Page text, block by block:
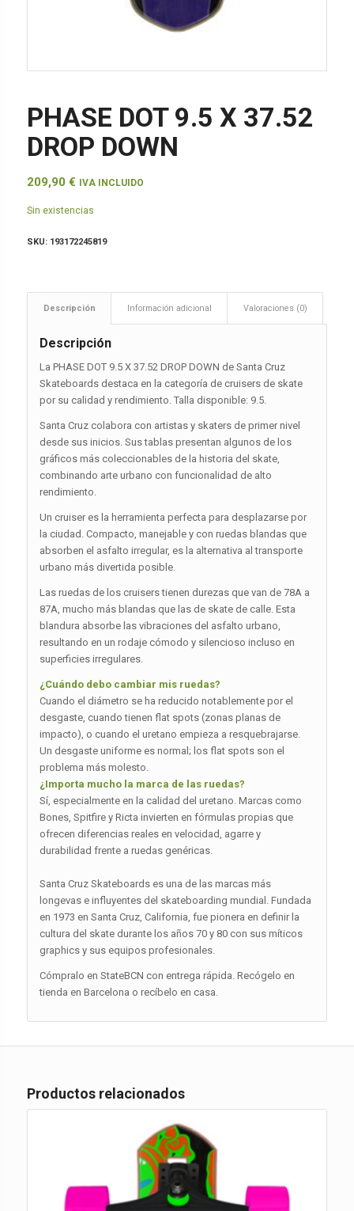
PHASE DOT 9.5 X 37.52
DROP DOWN
209,90 € IVA INCLUIDO
Sin existencias
SKU: 193172245819
Descripción Información adicional Valoraciones (0)
Descripción
La PHASE DOT 9.5 X 37.52 DROP DOWN de Santa Cruz
Skateboards destaca en la categoría de cruisers de skate
por su calidad y rendimiento. Talla disponible: 9.5.
Santa Cruz colabora con artistas y skaters de primer nivel
desde sus inicios. Sus tablas presentan algunos de los
gráficos más coleccionables de la historia del skate,
combinando arte urbano con funcionalidad de alto
rendimiento.
Un cruiser es la herramienta perfecta para desplazarse por
la ciudad. Compacto, manejable y con ruedas blandas que
absorben el asfalto irregular, es la alternativa al transporte
urbano más divertida posible.
Las ruedas de los cruisers tienen durezas que van de 78A a
87A, mucho más blandas que las de skate de calle. Esta
blandura absorbe las vibraciones del asfalto urbano,
resultando en un rodaje cómodo y silencioso incluso en
superficies irregulares.
¿Cuándo debo cambiar mis ruedas?
Cuando el diámetro se ha reducido notablemente por el
desgaste, cuando tienen flat spots (zonas planas de
impacto), o cuando el uretano empieza a resquebrajarse.
Un desgaste uniforme es normal; los flat spots son el
problema más molesto.
¿Importa mucho la marca de las ruedas?
Sí, especialmente en la calidad del uretano. Marcas como
Bones, Spitfire y Ricta invierten en fórmulas propias que
ofrecen diferencias reales en velocidad, agarre y
durabilidad frente a ruedas genéricas.
Santa Cruz Skateboards es una de las marcas más
longevas e influyentes del skateboarding mundial. Fundada
en 1973 en Santa Cruz, California, fue pionera en definir la
cultura del skate durante los años 70 y 80 con sus míticos
graphics y sus equipos profesionales.
Cómpralo en StateBCN con entrega rápida. Recógelo en
tienda en Barcelona o recíbelo en casa.
Productos relacionados